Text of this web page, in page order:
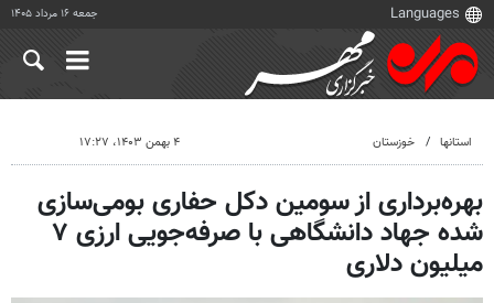
جمعه ۱۶ مرداد ۱۴۰۵
استانها خوزستان ۴ بهمن ۱۴۰۳، ۱۷:۲۷
بهره‌برداری از سومین دکل حفاری بومی‌سازی
شده جهاد دانشگاهی با صرفه‌جویی ارزی ۷
میلیون دلاری